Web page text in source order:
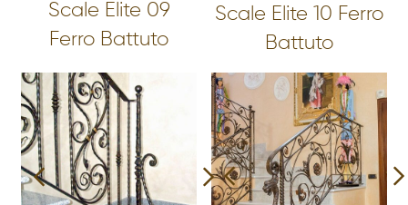
Scale Elite 09
Ferro Battuto
Scale Elite 10 Ferro
Battuto